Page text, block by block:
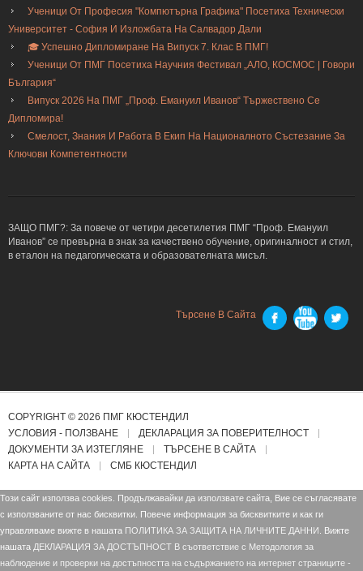
Ученици От Професия "Компютърна Графика" Посетиха Технически
Университет - София И Изложбата На Салвадор Дали
🎓 Успешно Дипломиране На Випуск 7. Клас В ПМГ!
Ученици От ПМГ Посетиха Научния Фестивал „АЛО, КОСМОС | Говори
България“
Випуск 2026 На ПМГ „Проф. Емануил Иванов“ Тържествено Се
Дипломира!
Смелост, Знания И Работа В Екип На Националното Състезание За
Ключови Компетентности
ЗАЩО ПМГ?: За повече от четири десетилетия ПМГ “Проф. Емануил
Иванов” се превърна в знак за качествено обучение, оригиналност и стил,
в еталон на педагогическата и образователната мисъл.
Търсене В Сайта
COPYRIGHT © 2026 ПМГ КЮСТЕНДИЛ
УСЛОВИЯ - ПОЛЗВАНЕ
ДЕКЛАРАЦИЯ ЗА ПОВЕРИТЕЛНОСТ
ДОКУМЕНТИ ЗА ИЗТЕГЛЯНЕ
ТЪРСЕНЕ В САЙТА
КАРТА НА САЙТА
СМБ КЮСТЕНДИЛ
Този сайт използва cookies. Продължавайки да използвате сайта, Вие се съгласявате
с използваните от нас бисквитки. Повече информация за бисквитките и как ги
управляваме вижте в нашата ПОЛИТИКА ЗА ЗАЩИТА НА ЛИЧНИТЕ ДАННИ.
Вижте
нашата ДЕКЛАРАЦИЯ ЗА ДОСТЪПНОСТ В съответствие с Mетодология за
наблюдение и проверки на достъпността на съдържанието на интернет страниците -